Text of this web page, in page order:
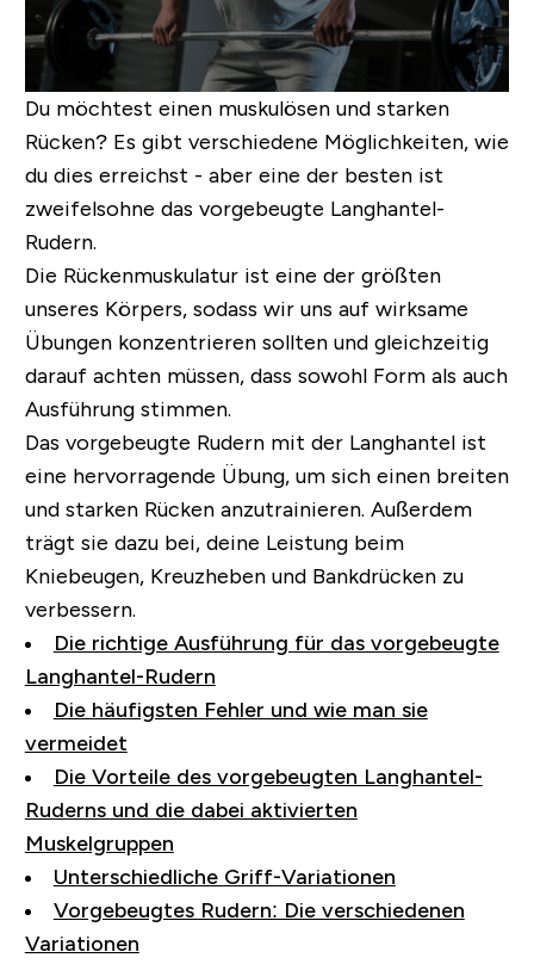
Du möchtest einen muskulösen und starken
Rücken? Es gibt verschiedene Möglichkeiten, wie
du dies erreichst - aber eine der besten ist
zweifelsohne das vorgebeugte Langhantel-
Rudern.
Die Rückenmuskulatur ist eine der größten
unseres Körpers, sodass wir uns auf wirksame
Übungen konzentrieren sollten und gleichzeitig
darauf achten müssen, dass sowohl Form als auch
Ausführung stimmen.
Das vorgebeugte Rudern mit der Langhantel ist
eine hervorragende Übung, um sich einen breiten
und starken Rücken anzutrainieren. Außerdem
trägt sie dazu bei, deine Leistung beim
Kniebeugen, Kreuzheben und Bankdrücken zu
verbessern.
Die richtige Ausführung für das vorgebeugte
Langhantel-Rudern
Die häufigsten Fehler und wie man sie
vermeidet
Die Vorteile des vorgebeugten Langhantel-
Ruderns und die dabei aktivierten
Muskelgruppen
Unterschiedliche Griff-Variationen
Vorgebeugtes Rudern: Die verschiedenen
Variationen